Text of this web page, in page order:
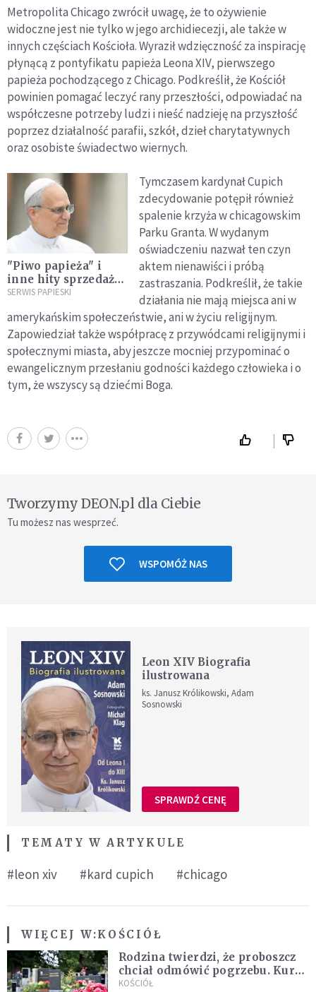
Metropolita Chicago zwrócił uwagę, że to ożywienie
widoczne jest nie tylko w jego archidiecezji, ale także w
innych częściach Kościoła. Wyraził wdzięczność za inspirację
płynącą z pontyfikatu papieża Leona XIV, pierwszego
papieża pochodzącego z Chicago. Podkreślił, że Kościół
powinien pomagać leczyć rany przeszłości, odpowiadać na
współczesne potrzeby ludzi i nieść nadzieję na przyszłość
poprzez działalność parafii, szkół, dzieł charytatywnych
oraz osobiste świadectwo wiernych.
"Piwo papieża" i
inne hity sprzedaży.
Chicago przeżywa
dzięki Leonowi XIV
SERWIS PAPIESKI
Tymczasem kardynał Cupich
zdecydowanie potępił również
spalenie krzyża w chicagowskim
Parku Granta. W wydanym
oświadczeniu nazwał ten czyn
aktem nienawiści i próbą
zastraszania. Podkreślił, że takie
działania nie mają miejsca ani w
amerykańskim społeczeństwie, ani w życiu religijnym.
Zapowiedział także współpracę z przywódcami religijnymi i
społecznymi miasta, aby jeszcze mocniej przypominać o
ewangelicznym przesłaniu godności każdego człowieka i o
tym, że wszyscy są dziećmi Boga.
Tworzymy DEON.pl dla Ciebie
Tu możesz nas wesprzeć.
WSPOMÓŻ NAS
Leon XIV Biografia
ilustrowana
ks. Janusz Królikowski, Adam
Sosnowski
SPRAWDŹ CENĘ
TEMATY W ARTYKULE
#leon xiv #kard cupich #chicago
WIĘCEJ W:KOŚCIÓŁ
Rodzina twierdzi, że proboszcz
chciał odmówić pogrzebu. Kuria
zapowiada wyjaśnienia
KOŚCIÓŁ